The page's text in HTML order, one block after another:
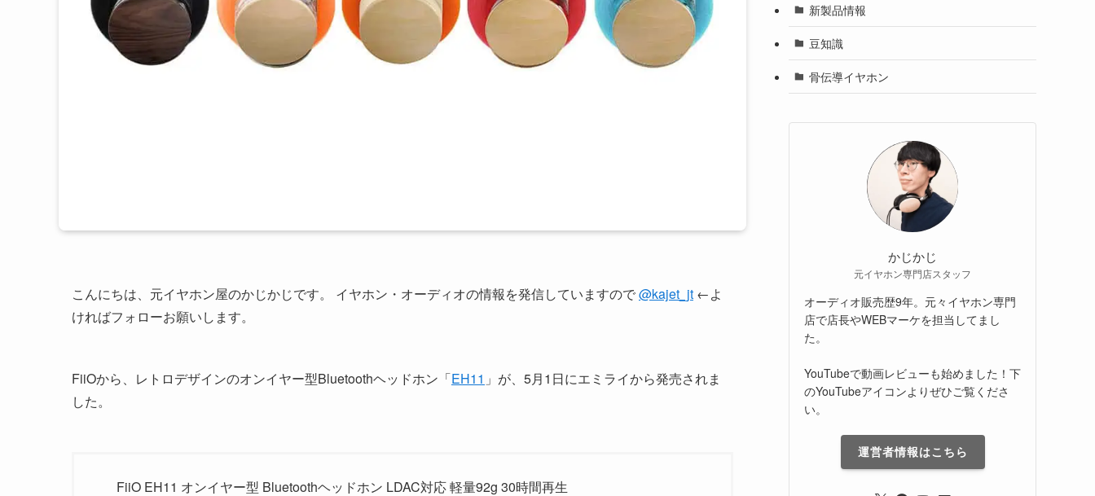
こんにちは、元イヤホン屋のかじかじです。 イヤホン・オーディオの情報を発信していますので@kajet_jt ←よ
ければフォローお願いします。
FiiOから、レトロデザインのオンイヤー型Bluetoothヘッドホン「EH11 」が、5月1日にエミライから発売されま
した。
FiiO EH11 オンイヤー型 Bluetoothヘッドホン LDAC対応 軽量92g 30時間再生
新製品情報
豆知識
骨伝導イヤホン
かじかじ
元イヤホン専門店スタッフ
オーディオ販売歴9年。元々イヤホン専門
店で店長やWEBマーケを担当してまし
た。
YouTubeで動画レビューも始めました！下
のYouTubeアイコンよりぜひご覧くださ
い。
運営者情報はこちら